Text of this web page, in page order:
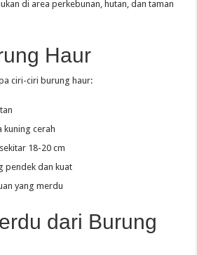
di area perkebunan, hutan, dan taman
Haur
ciri-ciri burung haur:
kuning cerah
18-20 cm
pendek dan kuat
yang merdu
dari Burung